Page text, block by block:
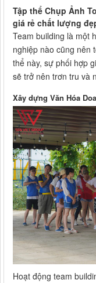
Tập thể Chụp Ảnh
giá rẻ chất lượng
Team building là một
nghiệp nào cũng nên
thể này, sự phối hợp
sẽ trở nên trơn tru và
Xây dựng Văn Hóa
Hoạt động team